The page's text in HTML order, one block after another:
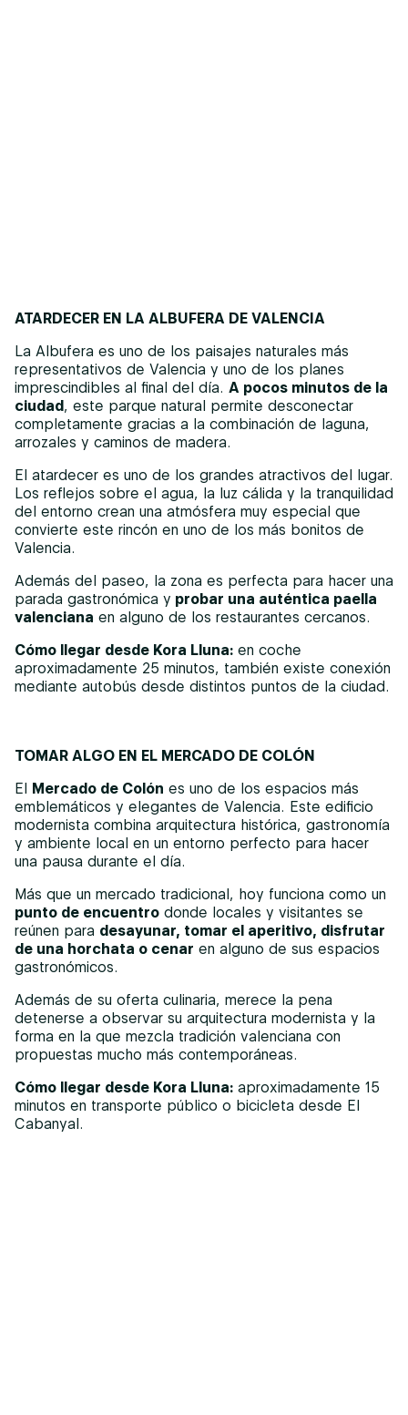
ATARDECER EN LA ALBUFERA DE VALENCIA
La Albufera es uno de los paisajes naturales más
representativos de Valencia y uno de los planes
imprescindibles al final del día. A pocos minutos de la
ciudad, este parque natural permite desconectar
completamente gracias a la combinación de laguna,
arrozales y caminos de madera.
El atardecer es uno de los grandes atractivos del lugar.
Los reflejos sobre el agua, la luz cálida y la tranquilidad
del entorno crean una atmósfera muy especial que
convierte este rincón en uno de los más bonitos de
Valencia.
Además del paseo, la zona es perfecta para hacer una
parada gastronómica y probar una auténtica paella
valenciana en alguno de los restaurantes cercanos.
Cómo llegar desde Kora Lluna: en coche
aproximadamente 25 minutos, también existe conexión
mediante autobús desde distintos puntos de la ciudad.
TOMAR ALGO EN EL MERCADO DE COLÓN
El Mercado de Colón es uno de los espacios más
emblemáticos y elegantes de Valencia. Este edificio
modernista combina arquitectura histórica, gastronomía
y ambiente local en un entorno perfecto para hacer
una pausa durante el día.
Más que un mercado tradicional, hoy funciona como un
punto de encuentro donde locales y visitantes se
reúnen para desayunar, tomar el aperitivo, disfrutar
de una horchata o cenar en alguno de sus espacios
gastronómicos.
Además de su oferta culinaria, merece la pena
detenerse a observar su arquitectura modernista y la
forma en la que mezcla tradición valenciana con
propuestas mucho más contemporáneas.
Cómo llegar desde Kora Lluna: aproximadamente 15
minutos en transporte público o bicicleta desde El
Cabanyal.